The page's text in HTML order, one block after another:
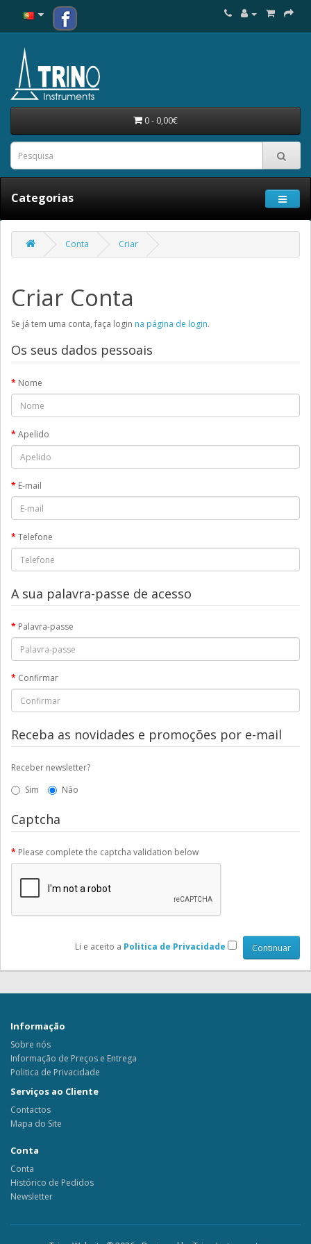
0 - 0,00€
Categorias
Conta Criar
Criar Conta
Se já tem uma conta, faça login na página de login.
Os seus dados pessoais
Nome
Apelido
E-mail
Telefone
A sua palavra-passe de acesso
Palavra-passe
Confirmar
Receba as novidades e promoções por e-mail
Receber newsletter?
Sim
Não
Captcha
Please complete the captcha validation below
Li e aceito a Politica de Privacidade
Informação
Sobre nós
Informação de Preços e Entrega
Politica de Privacidade
Serviços ao Cliente
Contactos
Mapa do Site
Conta
Conta
Histórico de Pedidos
Newsletter